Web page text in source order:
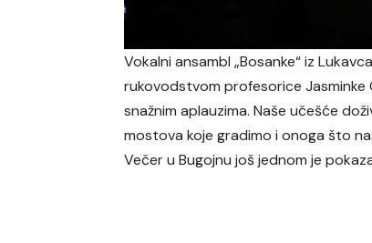
Vokalni ansambl „Bosanke“ iz
rukovodstvom profesorice Jasminke
snažnim aplauzima. Naše učešće
mostova koje gradimo i onoga što
Večer u Bugojnu još jednom je